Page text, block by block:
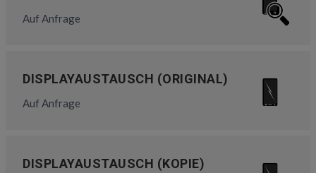
Auf Anfrage
DISPLAYAUSTAUSCH (ORIGINAL)
Auf Anfrage
DISPLAYAUSTAUSCH (KOPIE)